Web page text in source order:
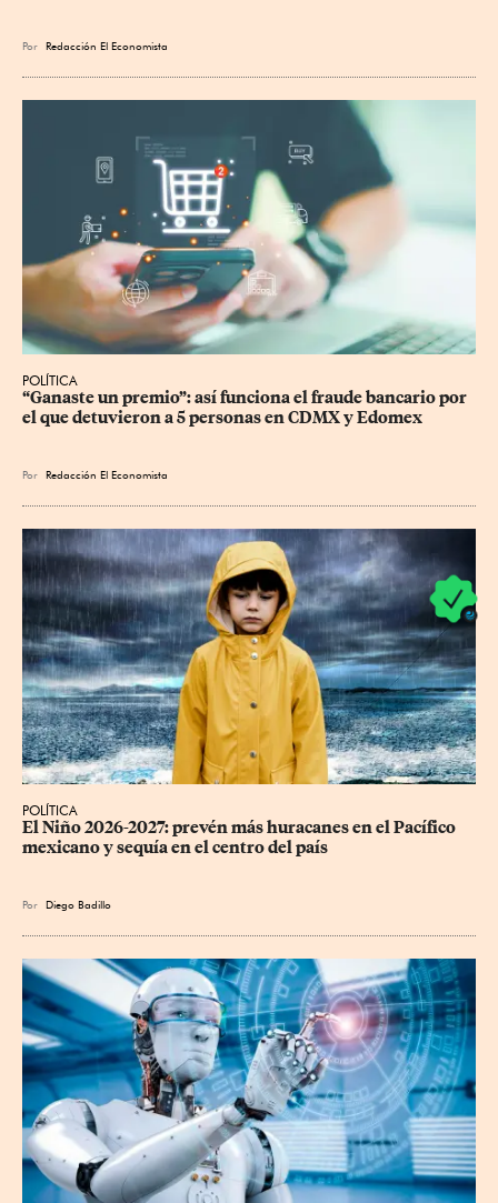
Por Redacción El Economista
POLÍTICA
“Ganaste un premio”: así funciona el fraude bancario por
el que detuvieron a 5 personas en CDMX y Edomex
Por Redacción El Economista
POLÍTICA
El Niño 2026-2027: prevén más huracanes en el Pacífico
mexicano y sequía en el centro del país
Por Diego Badillo